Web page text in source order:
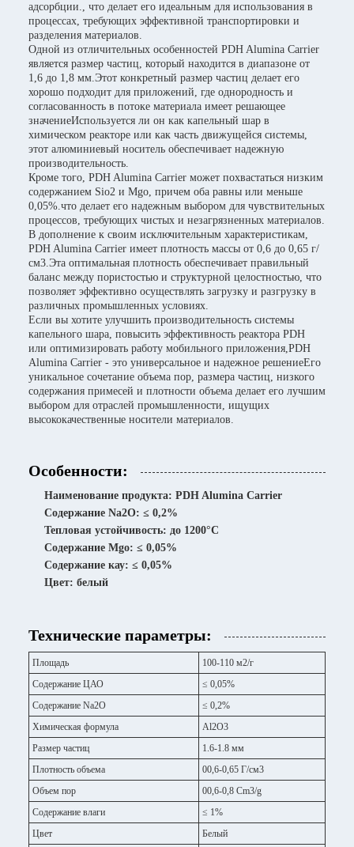
адсорбции., что делает его идеальным для использования в
процессах, требующих эффективной транспортировки и
разделения материалов.
Одной из отличительных особенностей PDH Alumina Carrier
является размер частиц, который находится в диапазоне от
1,6 до 1,8 мм.Этот конкретный размер частиц делает его
хорошо подходит для приложений, где однородность и
согласованность в потоке материала имеет решающее
значениеИспользуется ли он как капельный шар в
химическом реакторе или как часть движущейся системы,
этот алюминиевый носитель обеспечивает надежную
производительность.
Кроме того, PDH Alumina Carrier может похвастаться низким
содержанием Sio2 и Mgo, причем оба равны или меньше
0,05%.что делает его надежным выбором для чувствительных
процессов, требующих чистых и незагрязненных материалов.
В дополнение к своим исключительным характеристикам,
PDH Alumina Carrier имеет плотность массы от 0,6 до 0,65 г/
см3.Эта оптимальная плотность обеспечивает правильный
баланс между пористостью и структурной целостностью, что
позволяет эффективно осуществлять загрузку и разгрузку в
различных промышленных условиях.
Если вы хотите улучшить производительность системы
капельного шара, повысить эффективность реактора PDH
или оптимизировать работу мобильного приложения,PDH
Alumina Carrier - это универсальное и надежное решениеЕго
уникальное сочетание объема пор, размера частиц, низкого
содержания примесей и плотности объема делает его лучшим
выбором для отраслей промышленности, ищущих
высококачественные носители материалов.
Особенности:
Наименование продукта: PDH Alumina Carrier
Содержание Na2O: ≤ 0,2%
Тепловая устойчивость: до 1200°С
Содержание Mgo: ≤ 0,05%
Содержание кау: ≤ 0,05%
Цвет: белый
Технические параметры:
Площадь
100-110 м2/г
Содержание ЦАО
≤ 0,05%
Содержание Na2O
≤ 0,2%
Химическая формула
Al2O3
Размер частиц
1.6-1.8 мм
Плотность объема
00,6-0,65 Г/см3
Объем пор
00,6-0,8 Cm3/g
Содержание влаги
≤ 1%
Цвет
Белый